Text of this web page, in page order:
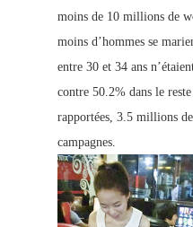
moins de 10 millions de
moins d’hommes se
entre 30 et 34 ans
contre 50.2% dans le
rapportées, 3.5 millions
campagnes.